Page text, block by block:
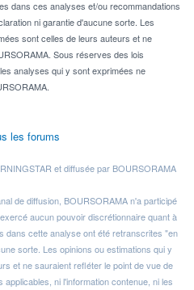
dans ces analyses et/ou recommandations
ni garantie d'aucune sorte. Les
sont celles de leurs auteurs et ne
Sous réserves des lois
analyses qui y sont exprimées ne
les forums
et diffusée par BOURSORAMA
de diffusion, BOURSORAMA n'a participé
aucun pouvoir discrétionnaire quant à
dans cette analyse ont été retranscrites "en
sorte. Les opinions ou estimations qui y
et ne sauraient refléter le point de vue de
ni l'information contenue, ni les